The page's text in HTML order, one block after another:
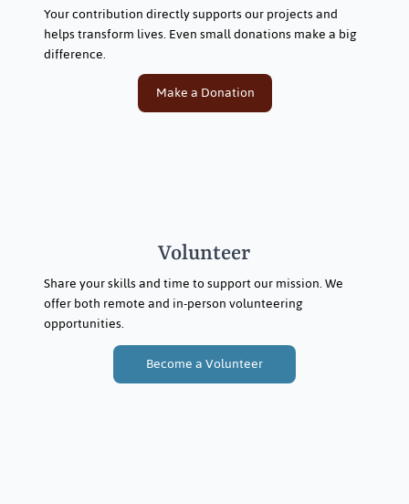
Your contribution directly supports our projects and
helps transform lives. Even small donations make a big
difference.
Make a Donation
Volunteer
Share your skills and time to support our mission. We
offer both remote and in-person volunteering
opportunities.
Become a Volunteer